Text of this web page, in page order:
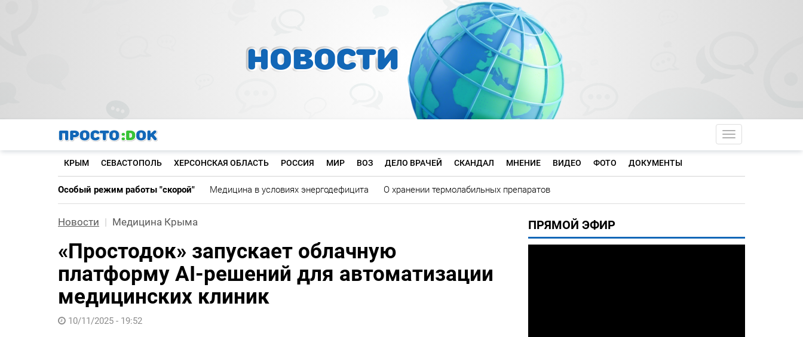
Toggle
КРЫМ СЕВАСТОПОЛЬ ХЕРСОНСКАЯ ОБЛАСТЬ РОССИЯ МИР ВОЗ ДЕЛО ВРАЧЕЙ СКАНДАЛ МНЕНИЕ ВИДЕО ФОТО ДОКУМЕНТЫ
Особый режим работы "скорой" Медицина в условиях энергодефицита О хранении термолабильных препаратов
Новости Медицина Крыма
«Простодок» запускает облачную
платформу AI-решений для автоматизации
медицинских клиник
10/11/2025 - 19:52
ПРЯМОЙ ЭФИР